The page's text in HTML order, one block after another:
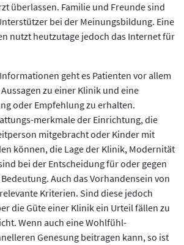
überlassen. Familie und Freunde sind
bei der Meinungsbildung. Eine
nutzt heutzutage jedoch das Internet für
geht es Patienten vor allem
zu einer Klinik und eine
oder Empfehlung zu erhalten.
merkmale der Einrichtung, die
mitgebracht oder Kinder mit
können, die Lage der Klinik, Modernität
bei der Entscheidung für oder gegen
Auch das Vorhandensein von
Kriterien. Sind diese jedoch
die Güte einer Klinik ein Urteil fällen zu
Wenn auch eine Wohlfühl-
Genesung beitragen kann, so ist